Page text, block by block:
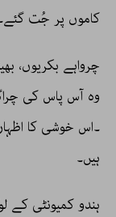
کاموں پر جُت
چرواہے بکریوں،
وہ آس پاس کی
۔اس خوشی کا
ہیں۔
ہندو کمیونٹی کے